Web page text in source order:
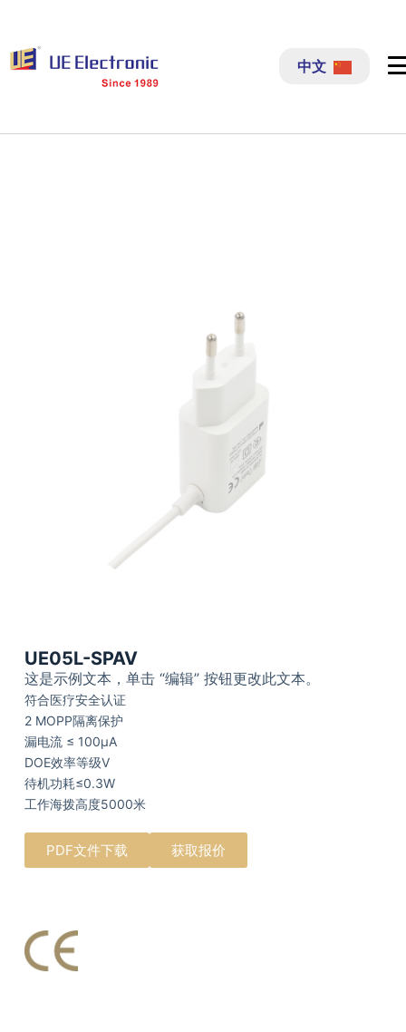
过
内
中文
UE05L-SPAV
这是示例文本，单击 “编辑” 按钮更改此文本。
符合医疗安全认证
2 MOPP隔离保护
漏电流 ≤ 100μA
DOE效率等级V
待机功耗≤0.3W
工作海拨高度5000米
PDF文件下载 获取报价